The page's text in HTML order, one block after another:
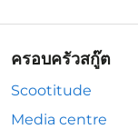
ครอบครัวสกู๊ต
Scootitude
Media centre